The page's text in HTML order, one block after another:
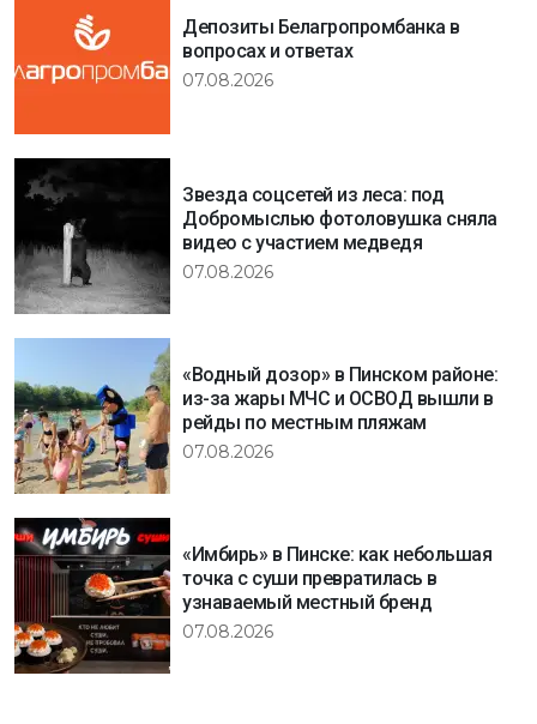
Депозиты Белагропромбанка в
вопросах и ответах
07.08.2026
Звезда соцсетей из леса: под
Добромыслью фотоловушка сняла
видео с участием медведя
07.08.2026
«Водный дозор» в Пинском районе:
из-за жары МЧС и ОСВОД вышли в
рейды по местным пляжам
07.08.2026
«Имбирь» в Пинске: как небольшая
точка с суши превратилась в
узнаваемый местный бренд
07.08.2026